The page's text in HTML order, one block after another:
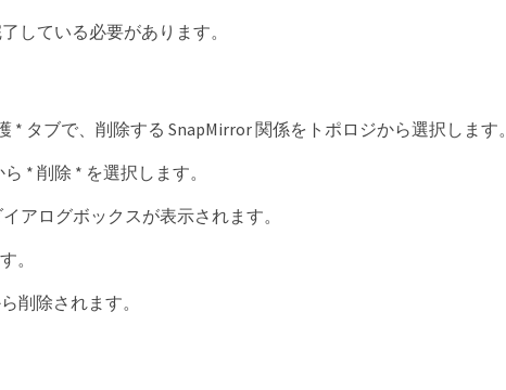
している必要があります。
* タブで、削除する SnapMirror 関係をトポロジから選択します。
* 削除 * を選択します。
アログボックスが表示されます。
。
削除されます。